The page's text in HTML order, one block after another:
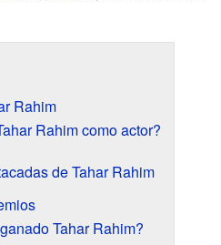
Rahim
Rahim como actor?
de Tahar Rahim
Tahar Rahim?